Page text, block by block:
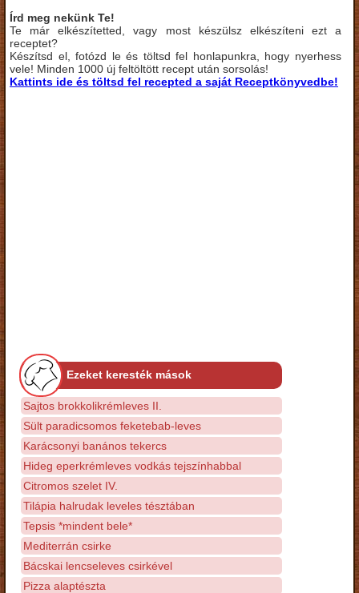
Írd meg nekünk Te!
Te már elkészítetted, vagy most készülsz elkészíteni ezt a
receptet?
Készítsd el, fotózd le és töltsd fel honlapunkra, hogy nyerhess
vele! Minden 1000 új feltöltött recept után sorsolás!
Kattints ide és töltsd fel recepted a saját Receptkönyvedbe!
Ezeket keresték mások
Sajtos brokkolikrémleves II.
Sült paradicsomos feketebab-leves
Karácsonyi banános tekercs
Hideg eperkrémleves vodkás tejszínhabbal
Citromos szelet IV.
Tilápia halrudak leveles tésztában
Tepsis *mindent bele*
Mediterrán csirke
Bácskai lencseleves csirkével
Pizza alaptészta